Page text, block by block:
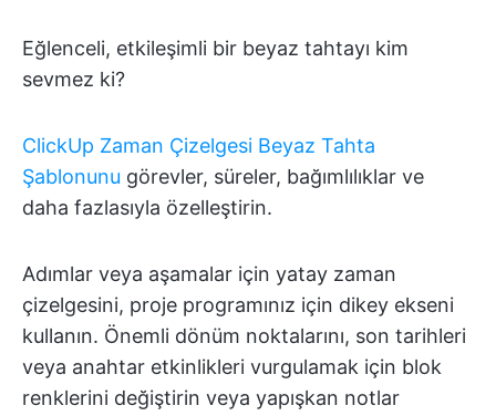
Eğlenceli, etkileşimli bir beyaz tahtayı kim
sevmez ki?
ClickUp Zaman Çizelgesi Beyaz Tahta
Şablonunu görevler, süreler, bağımlılıklar ve
daha fazlasıyla özelleştirin.
Adımlar veya aşamalar için yatay zaman
çizelgesini, proje programınız için dikey ekseni
kullanın. Önemli dönüm noktalarını, son tarihleri
veya anahtar etkinlikleri vurgulamak için blok
renklerini değiştirin veya yapışkan notlar